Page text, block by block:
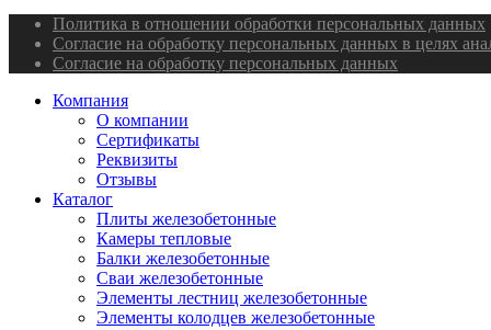
Политика в отношении обработки персональных данных
Согласие на обработку персональных данных в целях
Согласие на обработку персональных данных
Компания
О компании
Сертификаты
Реквизиты
Отзывы
Каталог
Плиты железобетонные
Камеры тепловые
Балки железобетонные
Сваи железобетонные
Элементы лестниц железобетонные
Элементы колодцев железобетонные